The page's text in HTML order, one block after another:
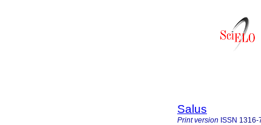
Salus
Print version ISSN 1316-